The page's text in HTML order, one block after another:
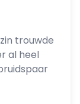
trouwde
al heel